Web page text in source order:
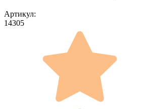
Артикул:
14305